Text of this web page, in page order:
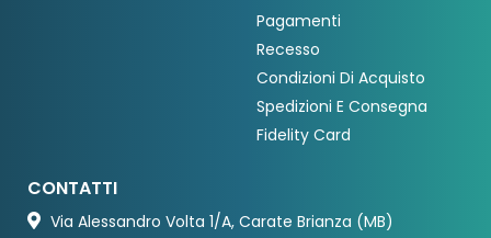
Pagamenti
Recesso
Condizioni Di Acquisto
Spedizioni E Consegna
Fidelity Card
CONTATTI
Via Alessandro Volta 1/A, Carate Brianza (MB)